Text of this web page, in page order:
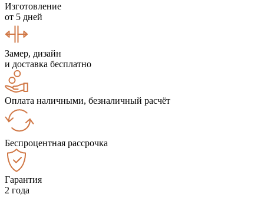
Изготовление
от 5 дней
Замер, дизайн
и доставка бесплатно
Оплата наличными, безналичный расчёт
Беспроцентная рассрочка
Гарантия
2 года